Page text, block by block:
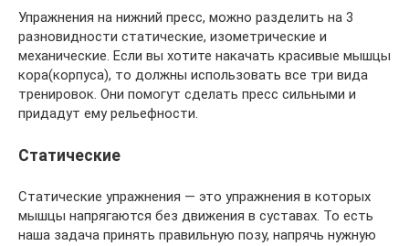
Упражнения на нижний пресс, можно разделить на 3
разновидности статические, изометрические и
механические. Если вы хотите накачать красивые мышцы
кора(корпуса), то должны использовать все три вида
тренировок. Они помогут сделать пресс сильными и
придадут ему рельефности.
Статические
Статические упражнения — это упражнения в которых
мышцы напрягаются без движения в суставах. То есть
наша задача принять правильную позу, напрячь нужную